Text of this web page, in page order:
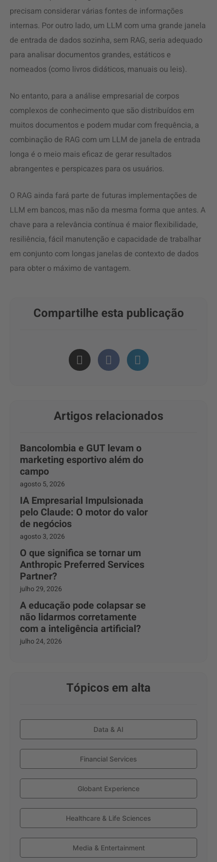
precisam considerar várias fontes de informações
internas. Por outro lado, um LLM com uma grande janela
de entrada de dados sozinha, sem RAG, seria adequado
para analisar documentos grandes, estáticos e
nomeados (como livros didáticos, manuais ou leis).
No entanto, para a análise empresarial de corpos
complexos de conhecimento que são distribuídos em
muitos documentos e podem mudar com frequência, a
combinação de RAG com um LLM de janela de entrada
longa é o meio mais eficaz de gerar resultados
abrangentes e perspicazes para os usuários.
O RAG ainda fará parte de futuras implementações de
LLM em bancos, mas não da mesma forma que antes. A
chave para a relevância contínua é maior flexibilidade,
resiliência, fácil manutenção e capacidade de trabalhar
em conjunto com longas janelas de contexto de dados
para obter o máximo de vantagem.
Compartilhe esta publicação
Artigos relacionados
Bancolombia e GUT levam o
marketing esportivo além do
campo
agosto 5, 2026
IA Empresarial Impulsionada
pelo Claude: O motor do valor
de negócios
agosto 3, 2026
O que significa se tornar um
Anthropic Preferred Services
Partner?
julho 29, 2026
A educação pode colapsar se
não lidarmos corretamente
com a inteligência artificial?
julho 24, 2026
Tópicos em alta
Data & AI
Financial Services
Globant Experience
Healthcare & Life Sciences
Media & Entertainment